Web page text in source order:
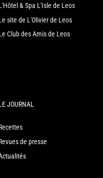
& Spa L'Isle de Leos
site de L'Olivier de Leos
Club des Amis de Leos
JOURNAL
de presse